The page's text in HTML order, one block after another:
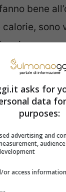
bene
calorie, sono
avranno
dopo
quando si
ha un
ti spiego il
asks for
data
purposes:
advertising and
or access